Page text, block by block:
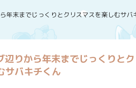
年末までじっくりとクリスマスを楽しむサバ
りから年末までじっくりとク
サバキチくん